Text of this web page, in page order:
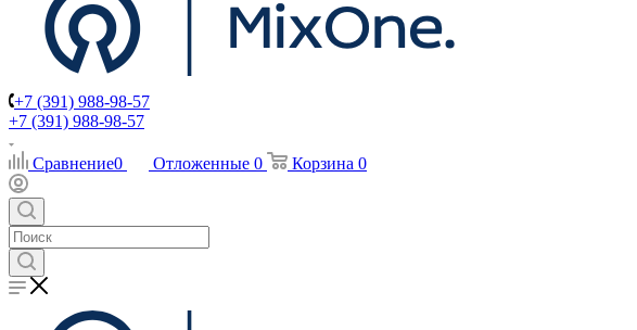
+7 (391) 988-98-57
+7 (391) 988-98-57
Сравнение0 Отложенные 0 Корзина 0